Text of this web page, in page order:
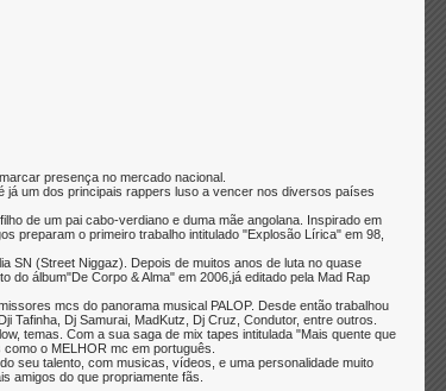
presença no mercado nacional.
já um dos principais rappers luso a vencer nos diversos países
de um pai cabo-verdiano e duma mãe angolana. Inspirado em
preparam o primeiro trabalho intitulado "Explosão Lírica" em 98,
SN (Street Niggaz). Depois de muitos anos de luta no quase
álbum"De Corpo & Alma" em 2006,já editado pela Mad Rap
mcs do panorama musical PALOP. Desde então trabalhou
Tafinha, Dj Samurai, MadKutz, Dj Cruz, Condutor, entre outros.
temas. Com a sua saga de mix tapes intitulada "Mais quente que
o MELHOR mc em português.
seu talento, com musicas, vídeos, e uma personalidade muito
amigos do que propriamente fãs.